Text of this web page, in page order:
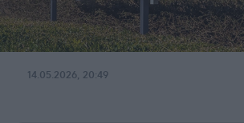
14.05.2026, 20:49